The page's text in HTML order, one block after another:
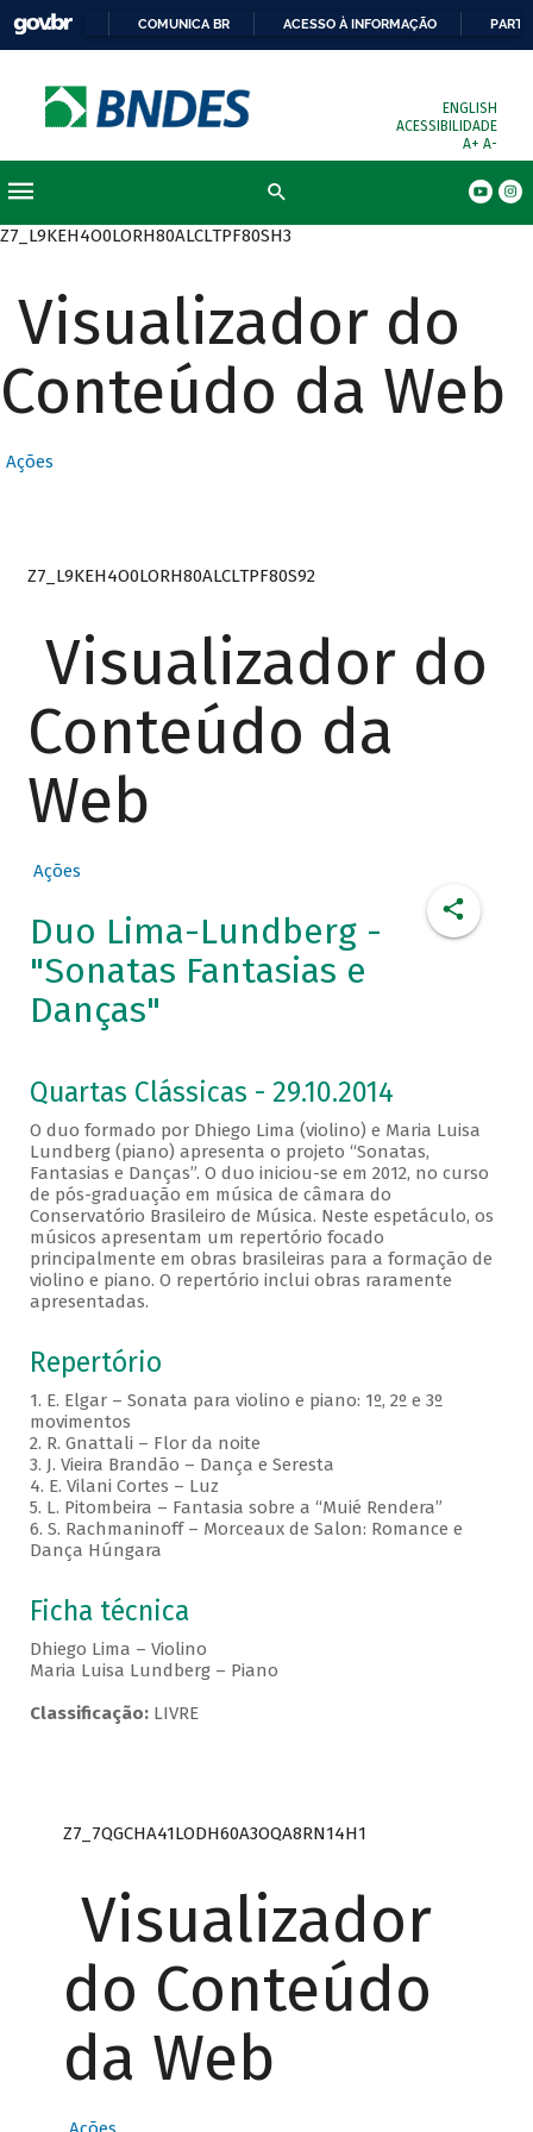
COMUNICA BR ACESSO À INFORMAÇÃO
ENGLISH
ACESSIBILIDADE
A+ A-
Z7_L9KEH4O0LORH80ALCLTPF80SH3
Visualizador do
Conteúdo da Web
Ações
Z7_L9KEH4O0LORH80ALCLTPF80S92
Visualizador do
Conteúdo da
Web
Ações
Duo Lima-Lundberg -
"Sonatas Fantasias e
Danças"
Quartas Clássicas - 29.10.2014
O duo formado por Dhiego Lima (violino) e Maria Luisa
Lundberg (piano) apresenta o projeto “Sonatas,
Fantasias e Danças”. O duo iniciou-se em 2012, no curso
de pós-graduação em música de câmara do
Conservatório Brasileiro de Música. Neste espetáculo, os
músicos apresentam um repertório focado
principalmente em obras brasileiras para a formação de
violino e piano. O repertório inclui obras raramente
apresentadas.
Repertório
1. E. Elgar – Sonata para violino e piano: 1º, 2º e 3º
movimentos
2. R. Gnattali – Flor da noite
3. J. Vieira Brandão – Dança e Seresta
4. E. Vilani Cortes – Luz
5. L. Pitombeira – Fantasia sobre a “Muié Rendera”
6. S. Rachmaninoff – Morceaux de Salon: Romance e
Dança Húngara
Ficha técnica
Dhiego Lima – Violino
Maria Luisa Lundberg – Piano
Classificação:LIVRE
Z7_7QGCHA41LODH60A3OQA8RN14H1
Visualizador
do Conteúdo
da Web